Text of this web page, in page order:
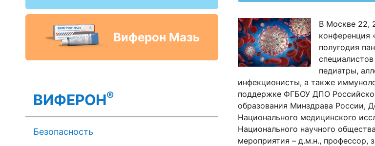
Виферон Мазь
ВИФЕРОН®
Безопасность
В Москве 22,
конференция
полугодия
педиатры,
инфекционисты, а также
поддержке ФГБОУ ДПО
образования Минздрава России,
Национального медицинского
Национального научного
мероприятия – д.м.н.,